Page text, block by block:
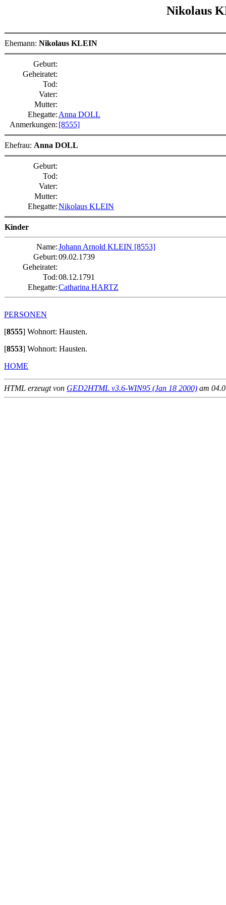
Nikolaus
Ehemann: Nikolaus KLEIN
Geburt:
Geheiratet:
Tod:
Vater:
Mutter:
Ehegatte: Anna DOLL
Anmerkungen: [8555]
Ehefrau: Anna DOLL
Geburt:
Tod:
Vater:
Mutter:
Ehegatte:Nikolaus KLEIN
Kinder
Name:Johann Arnold KLEIN [8553]
Geburt:09.02.1739
Geheiratet:
Tod:08.12.1791
Ehegatte:Catharina HARTZ
PERSONEN
[8555] Wohnort: Hausten.
[8553] Wohnort: Hausten.
HOME
HTML erzeugt von GED2HTML v3.6-WIN95 (Jan 18 2000) am